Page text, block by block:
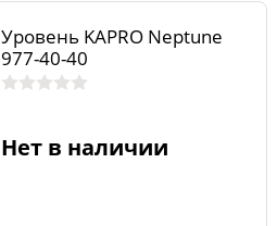
Уровень KAPRO Neptune
977-40-40
Нет в наличии